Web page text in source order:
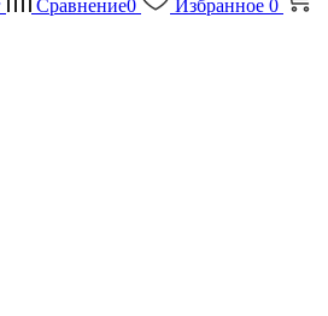
Сравнение0 Избранное 0